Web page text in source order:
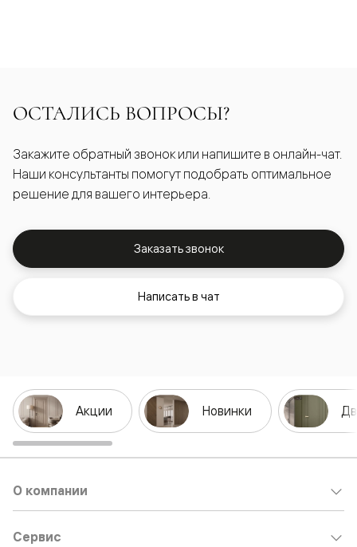
ОСТАЛИСЬ ВОПРОСЫ?
Закажите обратный звонок или напишите в онлайн-чат.
Наши консультанты помогут подобрать оптимальное
решение для вашего интерьера.
Заказать звонок
Написать в чат
Акции Новинки
О компании
Сервис